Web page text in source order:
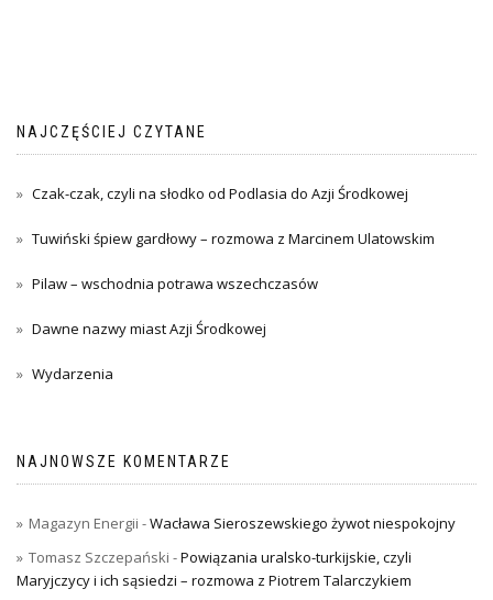
NAJCZĘŚCIEJ CZYTANE
Czak-czak, czyli na słodko od Podlasia do Azji Środkowej
Tuwiński śpiew gardłowy – rozmowa z Marcinem Ulatowskim
Pilaw – wschodnia potrawa wszechczasów
Dawne nazwy miast Azji Środkowej
Wydarzenia
NAJNOWSZE KOMENTARZE
Magazyn Energii -Wacława Sieroszewskiego żywot niespokojny
Tomasz Szczepański -Powiązania uralsko-turkijskie, czyli
Maryjczycy i ich sąsiedzi – rozmowa z Piotrem Talarczykiem